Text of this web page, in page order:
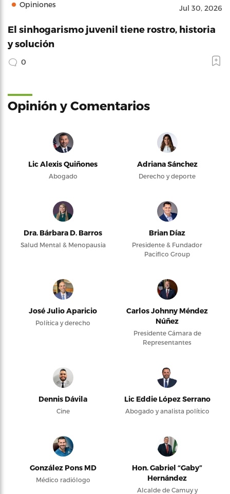
Opiniones Jul 30, 2026
El sinhogarismo juvenil tiene rostro, historia
y solución
0
Opinión y Comentarios
Lic Alexis Quiñones
Abogado
Adriana Sánchez
Derecho y deporte
Dra. Bárbara D. Barros
Salud Mental & Menopausia
Brian Díaz
Presidente & Fundador
Pacifico Group
José Julio Aparicio
Política y derecho
Carlos Johnny Méndez
Núñez
Presidente Cámara de
Representantes
Dennis Dávila
Cine
Lic Eddie López Serrano
Abogado y analista político
González Pons MD
Médico radiólogo
Hon. Gabriel “Gaby”
Hernández
Alcalde de Camuy y